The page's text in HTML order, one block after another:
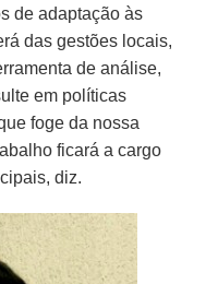
de adaptação às
das gestões locais,
de análise,
em políticas
foge da nossa
ficará a cargo
diz.